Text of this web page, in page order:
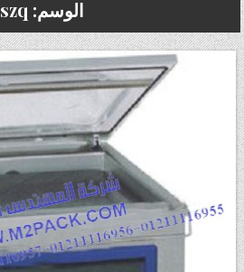
الوسم: szq